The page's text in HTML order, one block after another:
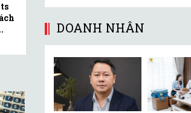
DOANH NHÂN